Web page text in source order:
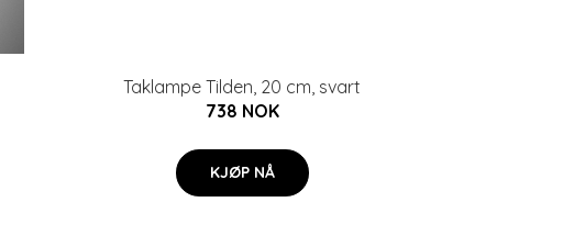
Taklampe Tilden, 20 cm, svart
738 NOK
KJØP NÅ